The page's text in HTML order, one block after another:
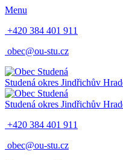
Menu
+420 384 401 911
obec@ou-stu.cz
Studená okres Jindřichův
Studená okres Jindřichův
+420 384 401 911
obec@ou-stu.cz